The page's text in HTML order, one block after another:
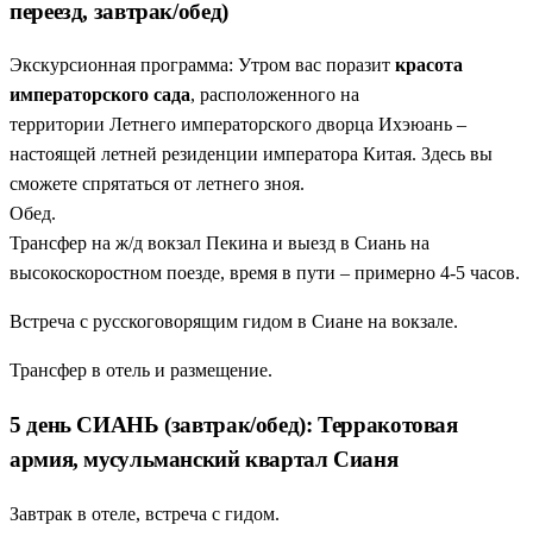
переезд, завтрак/обед)
Экскурсионная программа: Утром вас поразит красота
императорского сада, расположенного на
территории Летнего императорского дворца Ихэюань –
настоящей летней резиденции императора Китая. Здесь вы
сможете спрятаться от летнего зноя.
Обед.
Трансфер на ж/д вокзал Пекина и выезд в Сиань на
высокоскоростном поезде, время в пути – примерно 4-5 часов.
Встреча с русскоговорящим гидом в Сиане на вокзале.
Трансфер в отель и размещение.
5 день СИАНЬ (завтрак/обед): Терракотовая
армия, мусульманский квартал Сианя
Завтрак в отеле, встреча с гидом.